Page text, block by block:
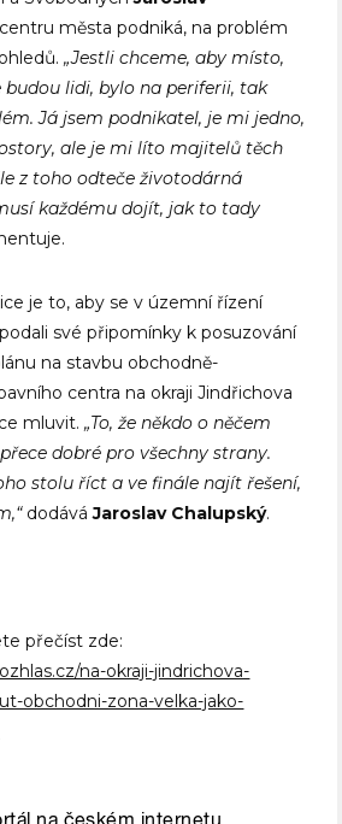
města podniká, na problém
„Jestli chceme, aby místo,
budou lidi, bylo na periferii, tak
Já jsem podnikatel, je mi jedno,
ale je mi líto majitelů těch
z toho odteče životodárná
každému dojít, jak to tady
je to, aby se v územní řízení
své připomínky k posuzování
na stavbu obchodně-
centra na okraji Jindřichova
mluvit.„To, že někdo o něčem
dobré pro všechny strany.
stolu říct a ve finále najít řešení,
dodáváJaroslav Chalupský.
přečíst zde:
na-okraji-jindrichova-
obchodni-zona-velka-jako-